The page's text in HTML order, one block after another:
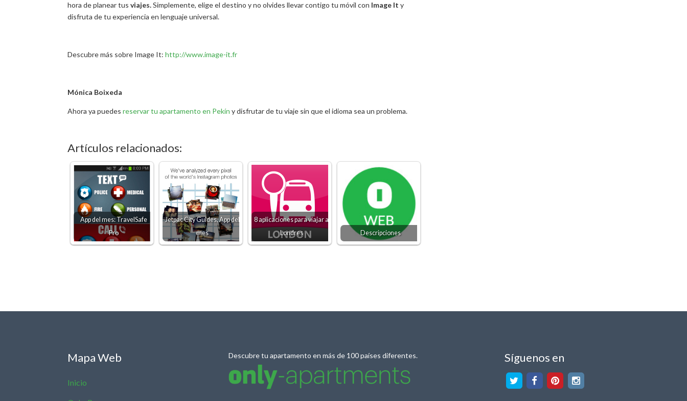
hora de planear tus viajes.Simplemente, elige el destino y no olvides llevar contigo tu móvil con Image It y
disfruta de tu experiencia en lenguaje universal.
Descubre más sobre Image It: http://www.image-it.fr
Mónica Boixeda
Ahora ya puedes reservar tu apartamento en Pekín y disfrutar de tu viaje sin que el idioma sea un problema.
Artículos relacionados:
App del mes: TravelSafe
Pro
Jetpac City Guides, App del
mes
8 aplicaciones para viajar a
Londres
Descripciones
Mapa Web
Inicio
Descubre tu apartamento en más de 100 países diferentes. Síguenos en